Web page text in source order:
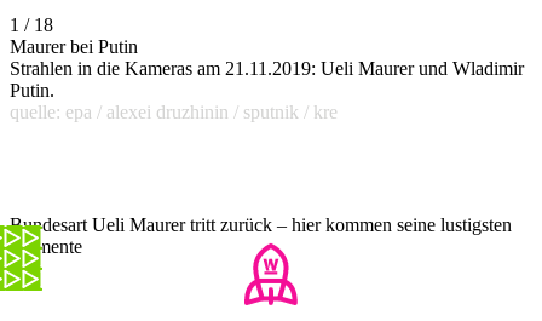
1 / 18
Maurer bei Putin
Strahlen in die Kameras am 21.11.2019: Ueli Maurer und Wladimir
Putin.
quelle: epa / alexei druzhinin / sputnik / kre
Bundesart Ueli Maurer tritt zurück – hier kommen seine lustigsten
Momente